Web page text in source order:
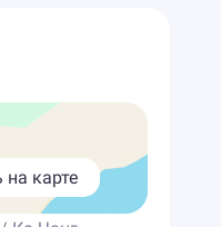
на карте